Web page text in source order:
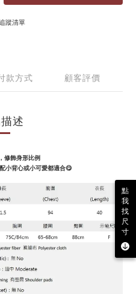
蹤清單
款方式 顧客評價
述
修飾身形比例
小背心或小可愛都適合😋
點
我
找
尺
寸